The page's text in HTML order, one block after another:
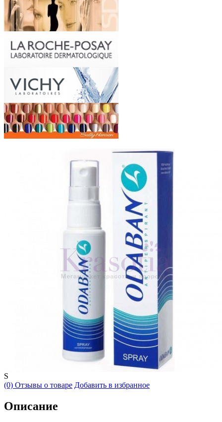
S
(0) Отзывы о товаре Добавить в избранное
Описание